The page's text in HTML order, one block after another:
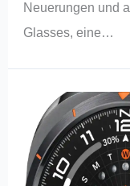
Neuerungen und
Glasses, eine…